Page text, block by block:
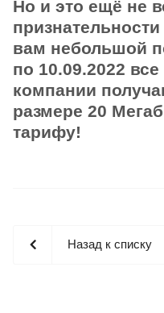
Но и это ещё не
вам небольшой
по 10.09.2022
компании
размере 20
тарифу!
Назад к списку